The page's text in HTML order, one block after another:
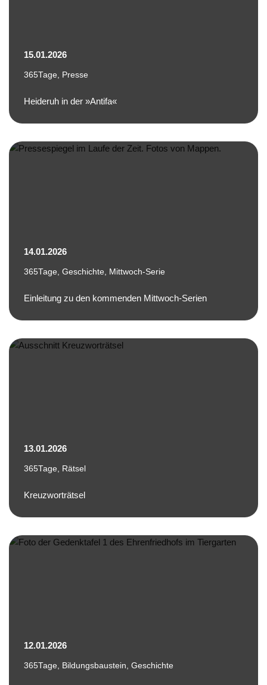
15.01.2026
365Tage Presse
Heideruh in der »Antifa«
14.01.2026
365Tage Geschichte Mittwoch-Serie
Einleitung zu den kommenden Mittwoch-Serien
13.01.2026
365Tage Rätsel
Kreuzworträtsel
12.01.2026
365Tage Bildungsbaustein Geschichte